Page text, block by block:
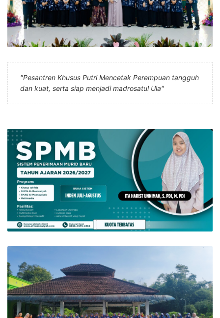
"Pesantren Khusus Putri Mencetak Perempuan tangguh
dan kuat, serta siap menjadi madrosatul Ula"